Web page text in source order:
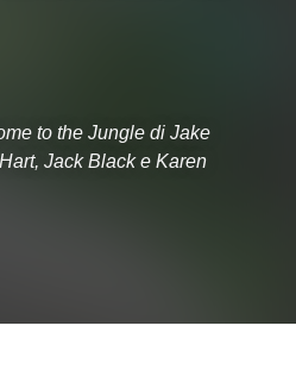
to the Jungle di Jake
Jack Black e Karen